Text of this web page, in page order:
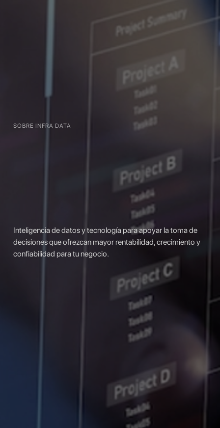
SOBRE INFRA DATA
Inteligencia de datos y tecnología para apoyar la toma de
decisiones que ofrezcan mayor rentabilidad, crecimiento y
confiabilidad para tu negocio.